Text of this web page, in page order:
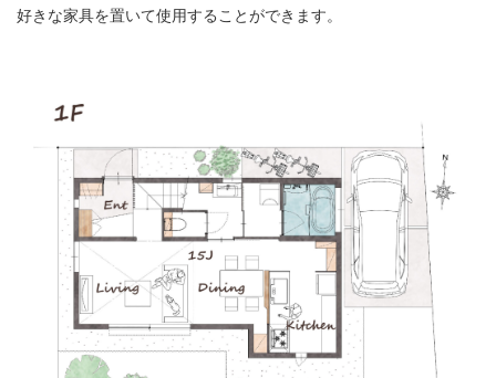
好きな家具を置いて使用することができます。